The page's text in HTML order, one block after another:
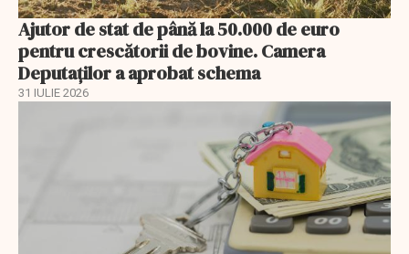
Ajutor de stat de până la 50.000 de euro
pentru crescătorii de bovine. Camera
Deputaților a aprobat schema
31 IULIE 2026